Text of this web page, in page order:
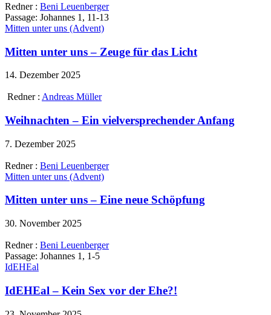
Redner : Beni Leuenberger
Passage: Johannes 1, 11-13
Mitten unter uns (Advent)
Mitten unter uns – Zeuge für das Licht
14. Dezember 2025
Redner : Andreas Müller
Weihnachten – Ein vielversprechender Anfang
7. Dezember 2025
Redner : Beni Leuenberger
Mitten unter uns (Advent)
Mitten unter uns – Eine neue Schöpfung
30. November 2025
Redner : Beni Leuenberger
Passage: Johannes 1, 1-5
IdEHEal
IdEHEal – Kein Sex vor der Ehe?!